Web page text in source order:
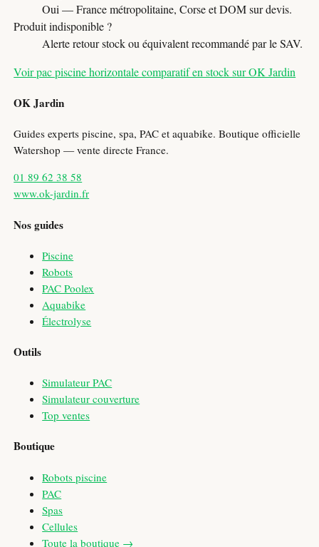
Oui — France métropolitaine, Corse et DOM sur devis.
Produit indisponible ?
Alerte retour stock ou équivalent recommandé par le SAV.
Voir pac piscine horizontale comparatif en stock sur OK Jardin
OK Jardin
Guides experts piscine, spa, PAC et aquabike. Boutique officielle
Watershop — vente directe France.
01 89 62 38 58
www.ok-jardin.fr
Nos guides
Piscine
Robots
PAC Poolex
Aquabike
Électrolyse
Outils
Simulateur PAC
Simulateur couverture
Top ventes
Boutique
Robots piscine
PAC
Spas
Cellules
Toute la boutique →